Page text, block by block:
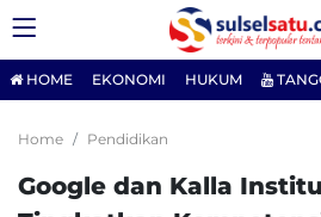
HOME EKONOMI HUKUM
Home Pendidikan
Google dan Kalla